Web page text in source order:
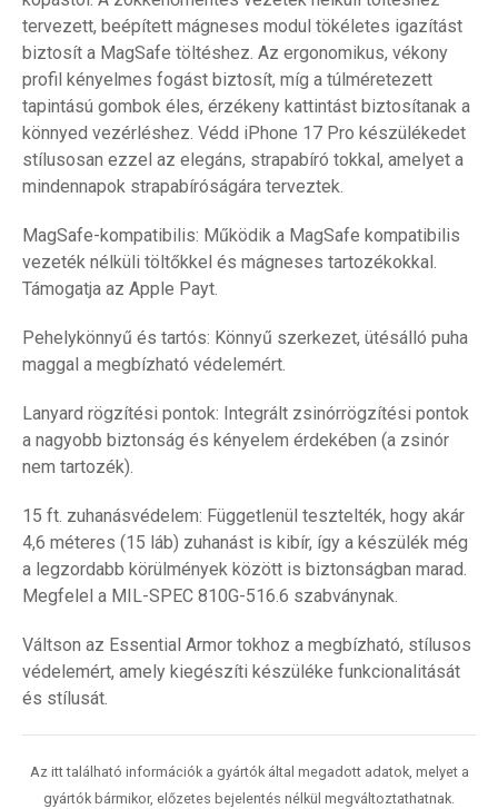
tervezett, beépített mágneses modul tökéletes igazítást
biztosít a MagSafe töltéshez. Az ergonomikus, vékony
profil kényelmes fogást biztosít, míg a túlméretezett
tapintású gombok éles, érzékeny kattintást biztosítanak a
könnyed vezérléshez. Védd iPhone 17 Pro készülékedet
stílusosan ezzel az elegáns, strapabíró tokkal, amelyet a
mindennapok strapabíróságára terveztek.
MagSafe-kompatibilis: Működik a MagSafe kompatibilis
vezeték nélküli töltőkkel és mágneses tartozékokkal.
Támogatja az Apple Payt.
Pehelykönnyű és tartós: Könnyű szerkezet, ütésálló puha
maggal a megbízható védelemért.
Lanyard rögzítési pontok: Integrált zsinórrögzítési pontok
a nagyobb biztonság és kényelem érdekében (a zsinór
nem tartozék).
15 ft. zuhanásvédelem: Függetlenül tesztelték, hogy akár
4,6 méteres (15 láb) zuhanást is kibír, így a készülék még
a legzordabb körülmények között is biztonságban marad.
Megfelel a MIL-SPEC 810G-516.6 szabványnak.
Váltson az Essential Armor tokhoz a megbízható, stílusos
védelemért, amely kiegészíti készüléke funkcionalitását
és stílusát.
Az itt található információk a gyártók által megadott adatok, melyet a
gyártók bármikor, előzetes bejelentés nélkül megváltoztathatnak.